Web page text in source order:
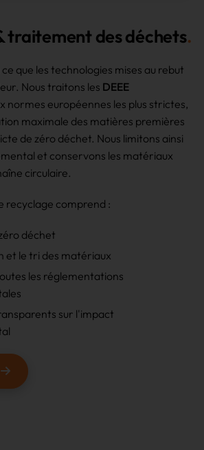
traitement des déchets
que les technologies mises au rebut
Nous traitons les DEEE
normes européennes les plus strictes,
maximale des matières premières
de zéro déchet. Nous limitons ainsi
et conservons les matériaux
circulaire.
recyclage comprend :
déchet
et le tri des matériaux
les réglementations
sur l'impact